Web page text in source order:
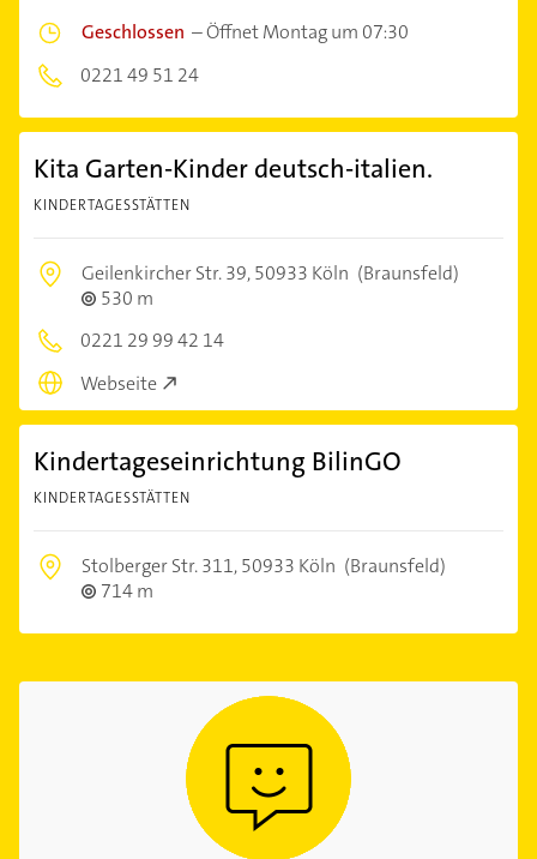
Geschlossen –Öffnet Montag um 07:30
0221 49 51 24
Kita Garten-Kinder deutsch-italien.
KINDERTAGESSTÄTTEN
Geilenkircher Str. 39,50933 Köln (Braunsfeld)
530 m
0221 29 99 42 14
Webseite
Kindertageseinrichtung BilinGO
KINDERTAGESSTÄTTEN
Stolberger Str. 311,50933 Köln (Braunsfeld)
714 m